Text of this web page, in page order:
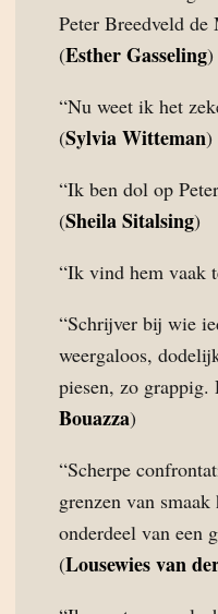
Peter Breedveld
(Esther Gasseling)
“Nu weet ik het
(Sylvia Witteman)
“Ik ben dol op
(Sheila Sitalsing)
“Ik vind hem vaak
“Schrijver bij wie
weergaloos,
piesen, zo grappig.
Bouazza)
“Scherpe
grenzen van smaak
onderdeel van een
(Lousewies van